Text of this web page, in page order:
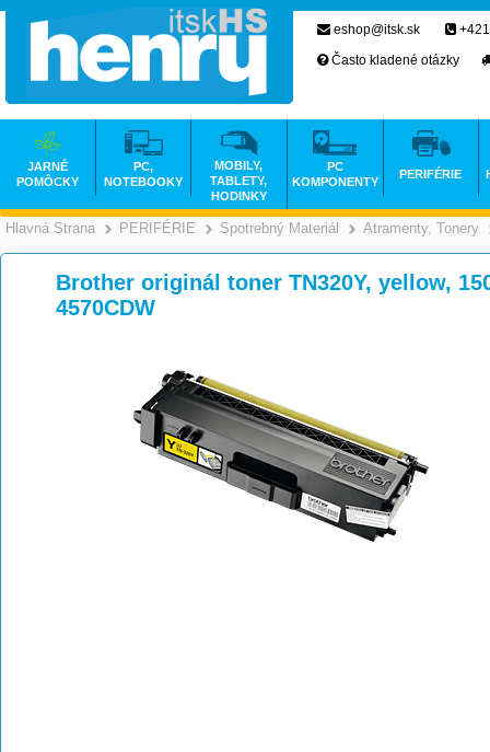
Hlavná Strana >
PERIFÉRIE >
Spotrebný Materiál >
Atramenty, Tonery
Brother originál toner TN320Y, yellow,
4570CDW
eshop@itsk.sk
Často kladené otázky
JARNÉ
POMÔCKY
PC,
NOTEBOOKY
MOBILY,
TABLETY,
HODINKY
PC
KOMPONENTY
PERIFÉRIE